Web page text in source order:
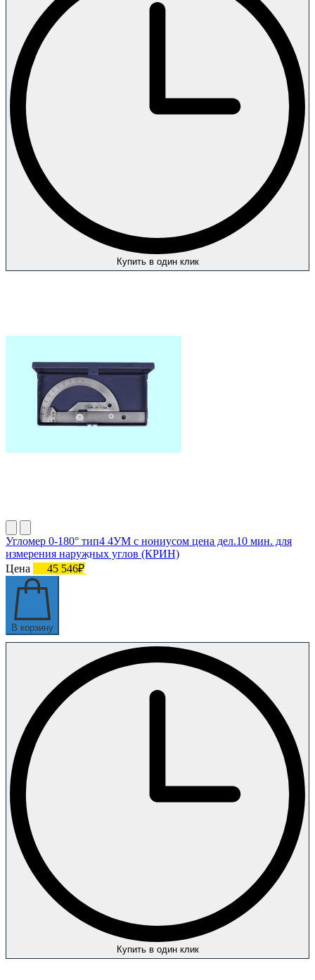
Купить в один клик
Угломер 0-180° тип4 4УМ с нониусом цена дел.10 мин. для
измерения наружных углов (КРИН)
Цена
45 546₽
В корзину
Купить в один клик